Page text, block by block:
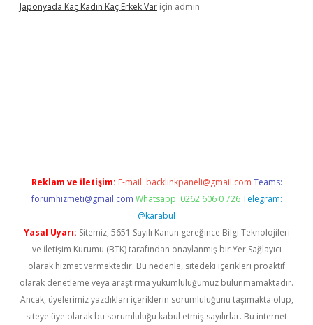
Japonyada Kaç Kadın Kaç Erkek Var için admin
Reklam ve İletişim: E-mail: backlinkpaneli@gmail.com Teams:
forumhizmeti@gmail.com Whatsapp: 0262 606 0 726 Telegram:
@karabul
Yasal Uyarı: Sitemiz, 5651 Sayılı Kanun gereğince Bilgi Teknolojileri
ve İletişim Kurumu (BTK) tarafından onaylanmış bir Yer Sağlayıcı
olarak hizmet vermektedir. Bu nedenle, sitedeki içerikleri proaktif
olarak denetleme veya araştırma yükümlülüğümüz bulunmamaktadır.
Ancak, üyelerimiz yazdıkları içeriklerin sorumluluğunu taşımakta olup,
siteye üye olarak bu sorumluluğu kabul etmiş sayılırlar. Bu internet